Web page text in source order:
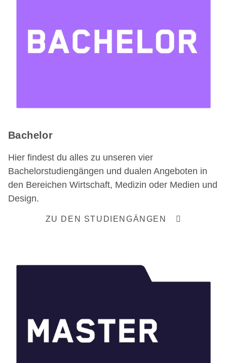
Bachelor
Hier findest du alles zu unseren vier
Bachelorstudiengängen und dualen Angeboten in
den Bereichen Wirtschaft, Medizin oder Medien und
Design.
ZU DEN STUDIENGÄNGEN